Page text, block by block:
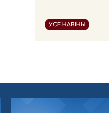
УСЕ НАВІНЫ